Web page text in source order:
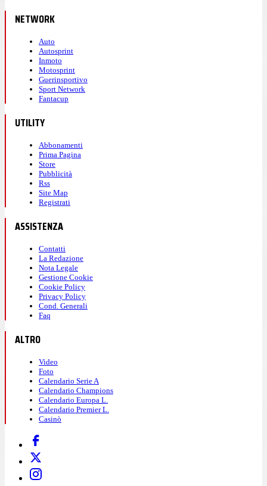
NETWORK
Auto
Autosprint
Inmoto
Motosprint
Guerinsportivo
Sport Network
Fantacup
UTILITY
Abbonamenti
Prima Pagina
Store
Pubblicità
Rss
Site Map
Registrati
ASSISTENZA
Contatti
La Redazione
Nota Legale
Gestione Cookie
Cookie Policy
Privacy Policy
Cond. Generali
Faq
ALTRO
Video
Foto
Calendario Serie A
Calendario Champions
Calendario Europa L.
Calendario Premier L.
Casinò